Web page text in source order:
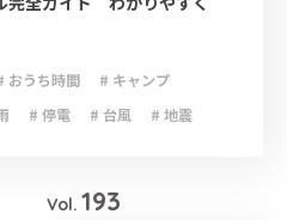
おうち時間
# キャンプ
# 停電 # 台風
# 地震
Vol. 193